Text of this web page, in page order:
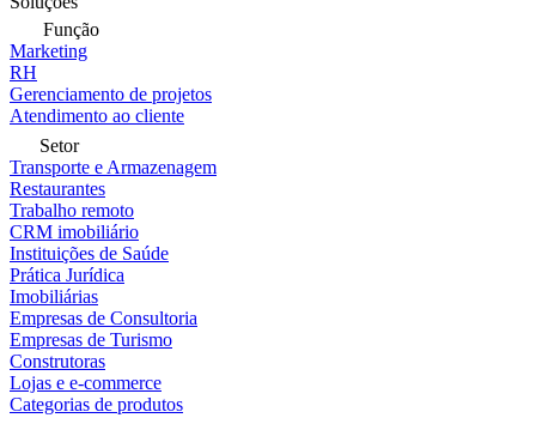
Função
Marketing
RH
Gerenciamento de projetos
Atendimento ao cliente
Setor
Transporte e Armazenagem
Restaurantes
Trabalho remoto
CRM imobiliário
Instituições de Saúde
Prática Jurídica
Imobiliárias
Empresas de Consultoria
Empresas de Turismo
Construtoras
Lojas e e-commerce
Categorias de produtos